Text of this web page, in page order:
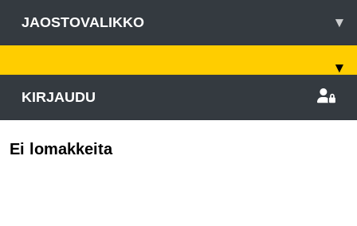
JAOSTOVALIKKO ▾
▾
KIRJAUDU
Ei lomakkeita